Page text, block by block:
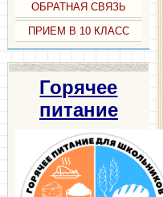
ОБРАТНАЯ СВЯЗЬ
ПРИЕМ В 10 КЛАСС
Горячее
питание